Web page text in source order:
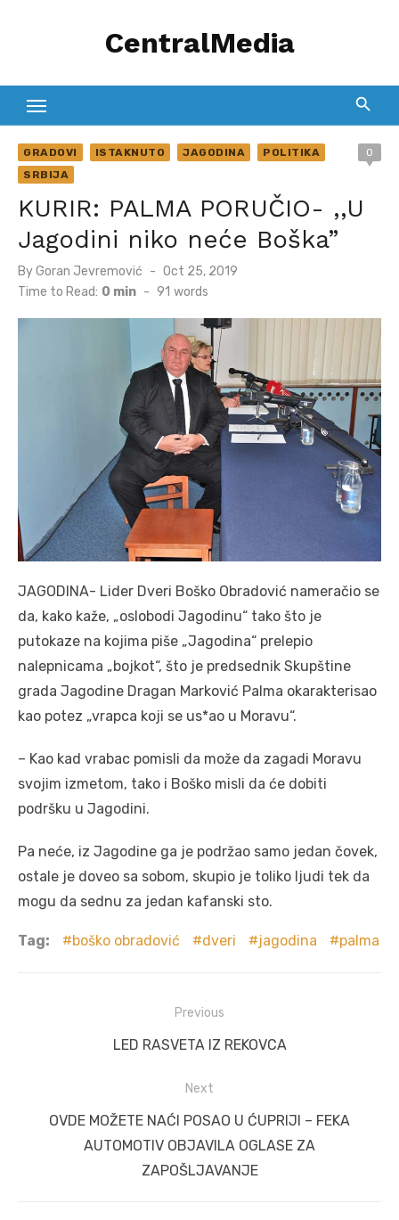
CentralMedia
GRADOVI ISTAKNUTO JAGODINA
POLITIKA
SRBIJA
0
KURIR: PALMA PORUČIO- ,,U
Jagodini niko neće Boška”
ByGoran Jevremović
Posted
on
Oct 25, 2019
Time to Read: 0 min - 91 words
JAGODINA- Lider Dveri Boško Obradović nameračio se
da, kako kaže, „oslobodi Jagodinu“ tako što je
putokaze na kojima piše „Jagodina“ prelepio
nalepnicama „bojkot“, što je predsednik Skupštine
grada Jagodine Dragan Marković Palma okarakterisao
kao potez „vrapca koji se us*ao u Moravu“.
– Kao kad vrabac pomisli da može da zagadi Moravu
svojim izmetom, tako i Boško misli da će dobiti
podršku u Jagodini.
Pa neće, iz Jagodine ga je podržao samo jedan čovek,
ostale je doveo sa sobom, skupio je toliko ljudi tek da
mogu da sednu za jedan kafanski sto.
Tag: boško obradović dveri jagodina palma
navigation
Previous
Previous
LED RASVETA IZ REKOVCA
Next
NextOVDE MOŽETE NAĆI POSAO U ĆUPRIJI – FEKA
AUTOMOTIV OBJAVILA OGLASE ZA
ZAPOŠLJAVANJE